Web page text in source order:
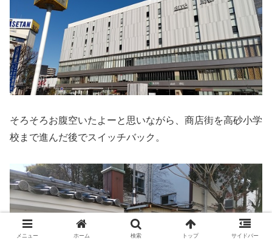
そろそろお腹空いたよーと思いながら、商店街を高砂小学
校まで進んだ後でスイッチバック。
メニュー ホーム 検索 トップ サイドバー